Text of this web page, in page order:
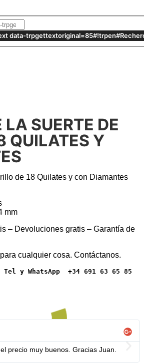
LA SUERTE DE
QUILATES Y
de 18 Quilates y con Diamantes
mm
– Devoluciones gratis – Garantía de
cualquier cosa. Contáctanos.
y WhatsApp  +34 691 63 65 85
precio muy buenos. Gracias Juan.